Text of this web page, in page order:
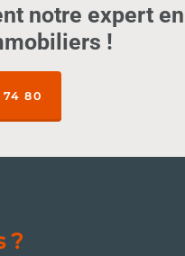
notre expert en
!
74 80
?